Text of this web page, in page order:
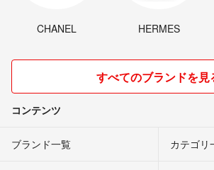
CHANEL HERMES
すべてのブランドを見
コンテンツ
ブランド一覧 カテゴリ